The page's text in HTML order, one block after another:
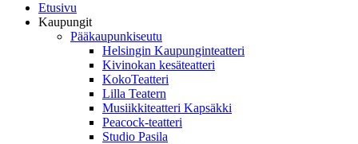
Etusivu
Kaupungit
Pääkaupunkiseutu
Helsingin Kaupunginteatteri
Kivinokan kesäteatteri
KokoTeatteri
Lilla Teatern
Musiikkiteatteri Kapsäkki
Peacock-teatteri
Studio Pasila